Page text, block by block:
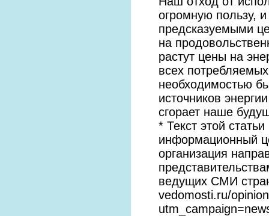
огромную пользу,
предсказуемыми
на
растут цены на
всех
необходимостью
источников
сгорает наше
* Текст этой
информационный
организация
ведущих СМИ
vedomosti.ru/